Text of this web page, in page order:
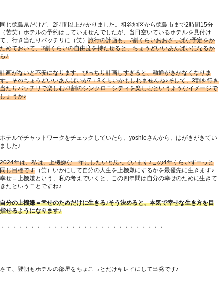
同じ徳島県だけど、2時間以上かかりました。祖谷地区から徳島市まで2時間15分
（苦笑）ホテルの予約はしていませんでしたが、当日空いているホテルを見付け
て、行き当たりバッチリに（笑） 旅行の計画も、7割くらいおおざっぱな予定をか
ためておいて、3割くらいの自由度を持たせると、ちょうどいいあんばいになるか
も♪
計画がないと不安になります。びっちり計画しすぎると、融通がきかなくなりま
す。そのちょうどいいあんばいが7：3くらいかもしれませんね♪そして、3割を行き
当たりバッチリで楽しむ♪3割のシンクロニシティを楽しむというようなイメージで
しょうか♪
ホテルでチャットワークをチェックしていたら、yoshieさんから、はがきがきてい
ました♪
2024年は、私は、上機嫌な一年にしたいと思っています♪この4年くらいずーっと
同じ目標です （笑）いかにして自分の人生を上機嫌にするかを最優先に生きます♪
幸せ＝上機嫌という、私の考えでいくと、この四年間は自分の幸せのために生きて
きたということですね♪
自分の上機嫌＝幸せのためだけに生きる♪そう決めると、本気で幸せな生き方を目
指せるようになります♪
・・・・・・・・・・・・・・・・・・・・・・・・・・・・
さて、翌朝もホテルの部屋をちょこっとだけキレイにして出発です♪